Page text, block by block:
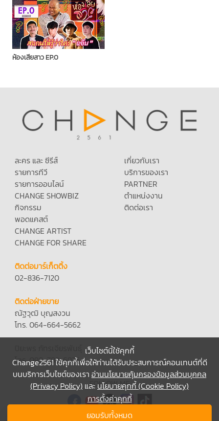
ห้องเสียสาว EP.0
ละคร และ ซีรีส์
รายการทีวี
รายการออนไลน์
CHANGE SHOWBIZ
กิจกรรม
พอดแคสต์
CHANGE ARTIST
CHANGE FOR SHARE
เกี่ยวกับเรา
บริการของเรา
PARTNER
ตำแหน่งงาน
ติดต่อเรา
ติดต่อมาร์เก็ตติ้ง
02-836-7120
ติดต่อฝ่ายขาย
ณัฐวุฒิ บุญสงวน
โทร. 064-664-5662
โทร. 098-792-6935
FOLLOW ME
เว็บไซต์นี้ใช้คุกกี้
Change2561 ใช้คุกกี้เพื่อให้ท่านได้รับประสบการณ์คอนเทนต์ที่ดี
บนบริการเว็บไซต์ของเรา อ่านนโยบายคุ้มครองข้อมูลส่วนบุคคล
(Privacy Policy) และ นโยบายคุกกี้ (Cookie Policy)
การตั้งค่าคุกกี้
ยอมรับทั้งหมด